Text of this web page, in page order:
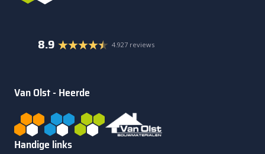
8.9 4.927 reviews
Van Olst - Heerde
Handige links